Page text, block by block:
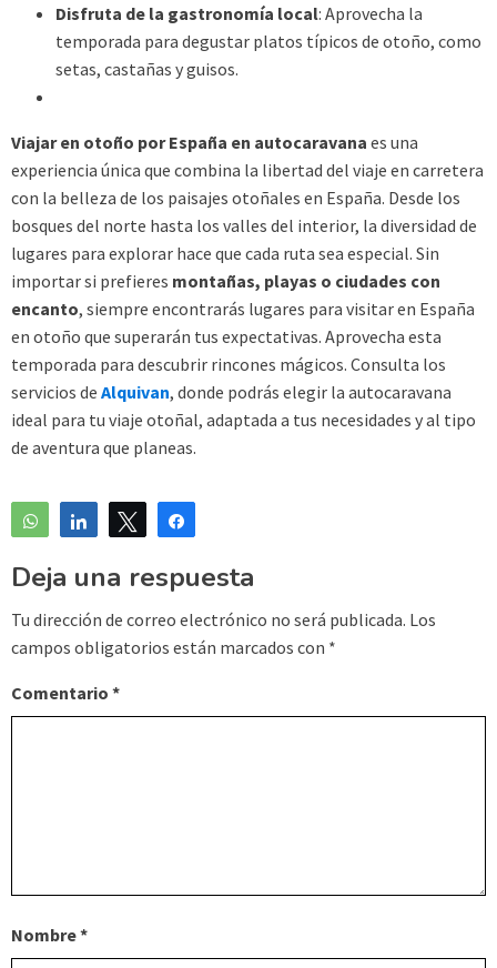
Disfruta de la gastronomía local: Aprovecha la
temporada para degustar platos típicos de otoño, como
setas, castañas y guisos.
Viajar en otoño por España en autocaravana es una
experiencia única que combina la libertad del viaje en carretera
con la belleza de los paisajes otoñales en España. Desde los
bosques del norte hasta los valles del interior, la diversidad de
lugares para explorar hace que cada ruta sea especial. Sin
importar si prefieres montañas, playas o ciudades con
encanto, siempre encontrarás lugares para visitar en España
en otoño que superarán tus expectativas. Aprovecha esta
temporada para descubrir rincones mágicos. Consulta los
servicios de Alquivan, donde podrás elegir la autocaravana
ideal para tu viaje otoñal, adaptada a tus necesidades y al tipo
de aventura que planeas.
WhatsAppCompartirTwittear
Deja una respuesta
Tu dirección de correo electrónico no será publicada. Los
campos obligatorios están marcados con *
Comentario *
Nombre*